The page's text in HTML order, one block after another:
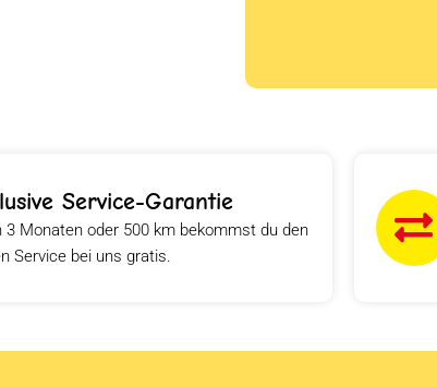
Service-Garantie
3 Monaten oder 500 km bekommst du den
Service bei uns gratis.